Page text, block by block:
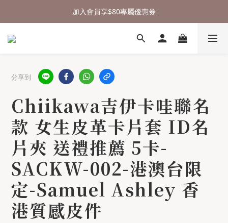
⌛行李箱結帳 72折 至8/9止
加入會員享$80專屬優惠券
🎁 送禮沒頭緒，來測驗看看吧
分享到
Chiikawa吉伊卡哇聯名
款 女生皮革卡片套 ID名
片夾 送禮推薦 5卡-
SACKW-002-港澳台限
定-Samuel Ashley 香
港質感皮件